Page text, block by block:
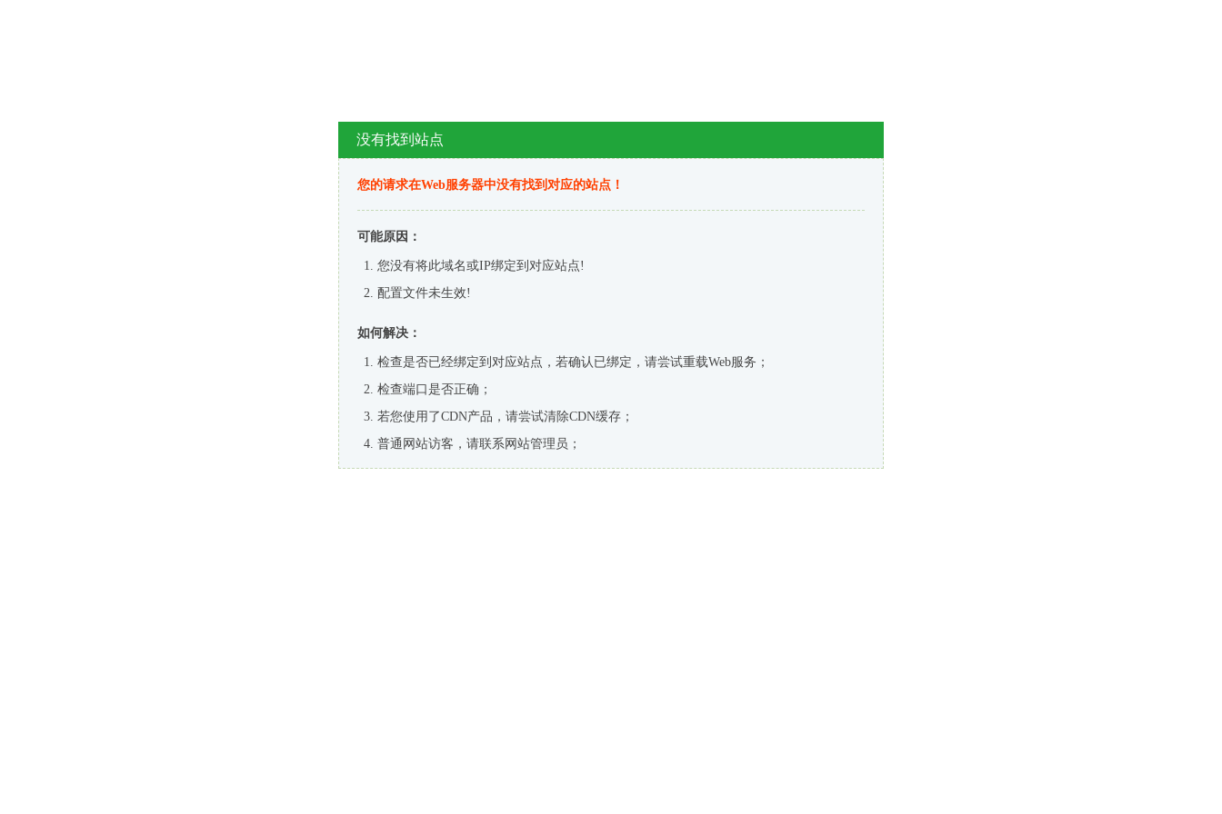
没有找到站点
您的请求在Web服务器中没有找到对应的站点！
可能原因：
您没有将此域名或IP绑定到对应站点!
配置文件未生效!
如何解决：
检查是否已经绑定到对应站点，若确认已绑定，请尝试重载Web服务；
检查端口是否正确；
若您使用了CDN产品，请尝试清除CDN缓存；
普通网站访客，请联系网站管理员；